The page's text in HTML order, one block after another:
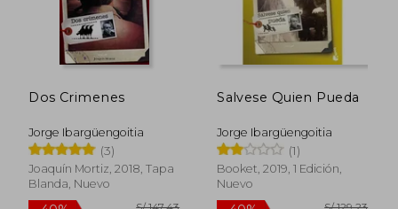
dcto. S/ 58,24 dcto.
Dos Crimenes
Jorge Ibargüengoitia
(3)
Joaquín Mortiz, 2018, Tapa
Blanda, Nuevo
Salvese Quien Pueda
Jorge Ibargüengoitia
(1)
Booket, 2019, 1 Edición,
Nuevo